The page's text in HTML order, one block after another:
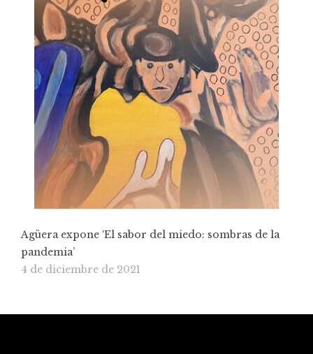
Agüera expone ‘El sabor del miedo: sombras de la
pandemia’
4 de diciembre de 2021